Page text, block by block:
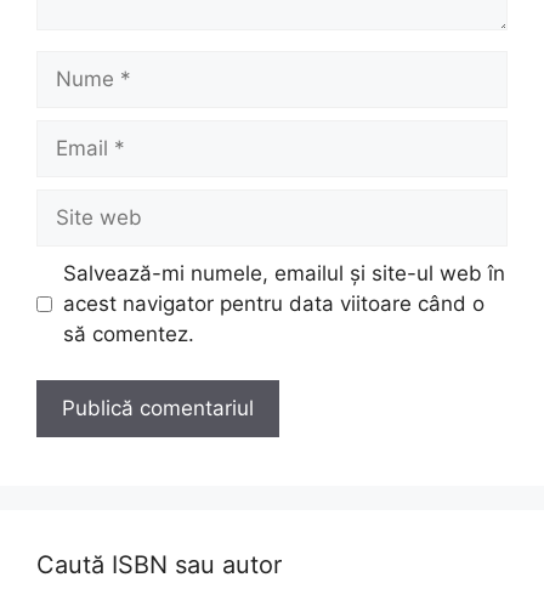
web
Salvează-mi numele, emailul și site-ul web în
acest navigator pentru data viitoare când o
să comentez.
Caută ISBN sau autor